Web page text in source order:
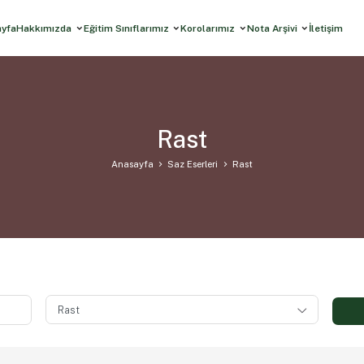
Hakkımızda Eğitim Sınıflarımız Korolarımız Nota Arşivi İletişim
Rast
Anasayfa Saz Eserleri Rast